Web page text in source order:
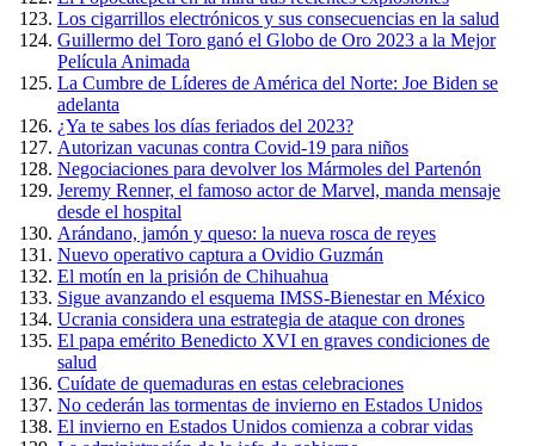
Los cigarrillos electrónicos y sus consecuencias en la salud
Guillermo del Toro ganó el Globo de Oro 2023 a la Mejor
Película Animada
La Cumbre de Líderes de América del Norte: Joe Biden se
adelanta
¿Ya te sabes los días feriados del 2023?
Autorizan vacunas contra Covid-19 para niños
Negociaciones para devolver los Mármoles del Partenón
Jeremy Renner, el famoso actor de Marvel, manda mensaje
desde el hospital
Arándano, jamón y queso: la nueva rosca de reyes
Nuevo operativo captura a Ovidio Guzmán
El motín en la prisión de Chihuahua
Sigue avanzando el esquema IMSS-Bienestar en México
Ucrania considera una estrategia de ataque con drones
El papa emérito Benedicto XVI en graves condiciones de
salud
Cuídate de quemaduras en estas celebraciones
No cederán las tormentas de invierno en Estados Unidos
El invierno en Estados Unidos comienza a cobrar vidas